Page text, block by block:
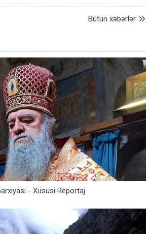
Bütün xəbərlər
- Xüsusi Reportaj